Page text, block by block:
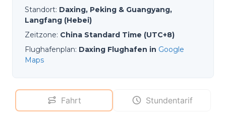
Standort: Daxing, Peking & Guangyang,
Langfang (Hebei)
Zeitzone: China Standard Time (UTC+8)
Flughafenplan: Daxing Flughafen in Google
Maps